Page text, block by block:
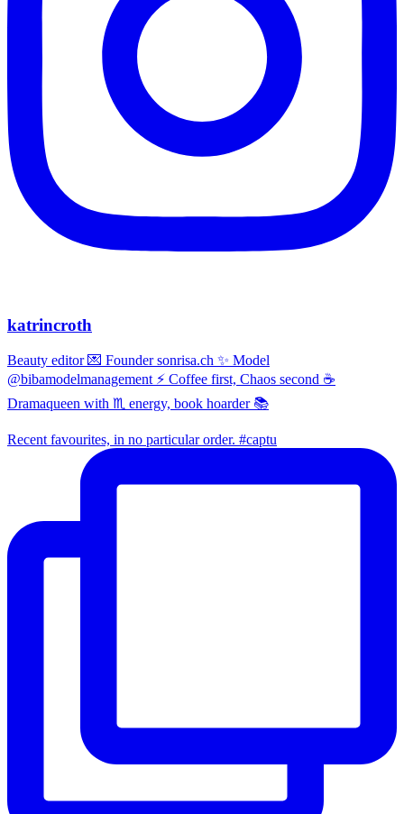
katrincroth
Beauty editor 💌 Founder sonrisa.ch ✨ Model
@bibamodelmanagement ⚡ Coffee first, Chaos second ☕
Dramaqueen with ♏ energy, book hoarder 📚
Recent favourites, in no particular order. #captu